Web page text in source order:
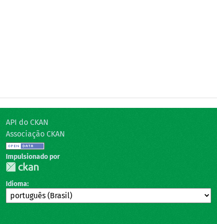
API do CKAN
Associação CKAN
Impulsionado por
Idioma